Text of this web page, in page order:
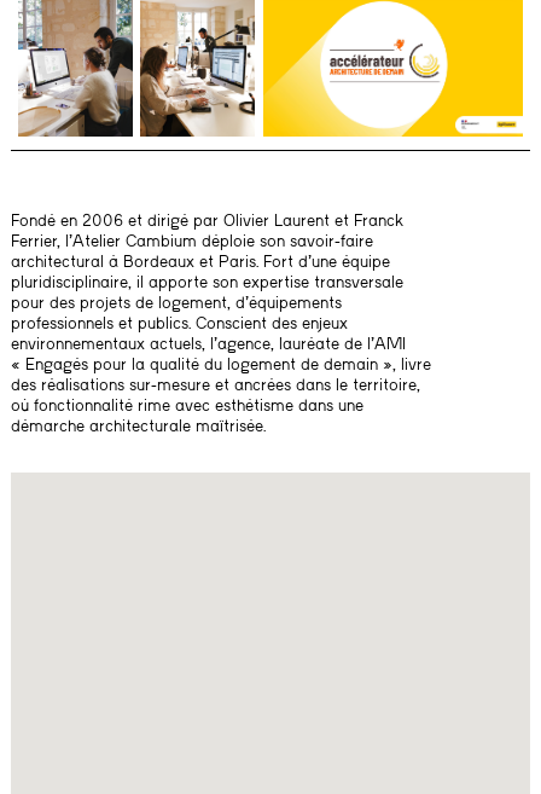
Fondé en 2006 et dirigé par Olivier Laurent et Franck
Ferrier, l’Atelier Cambium déploie son savoir-faire
architectural à Bordeaux et Paris. Fort d’une équipe
pluridisciplinaire, il apporte son expertise transversale
pour des projets de logement, d’équipements
professionnels et publics. Conscient des enjeux
environnementaux actuels, l’agence, lauréate de l’AMI
« Engagés pour la qualité du logement de demain », livre
des réalisations sur-mesure et ancrées dans le territoire,
où fonctionnalité rime avec esthétisme dans une
démarche architecturale maîtrisée.